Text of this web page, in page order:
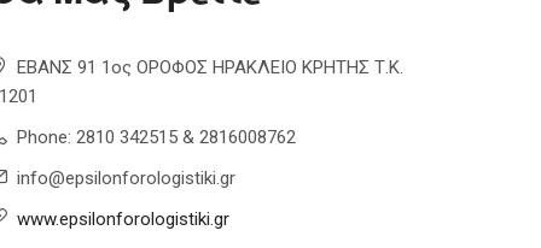
ΕΒΑΝΣ 91 1ος ΟΡΟΦΟΣ ΗΡΑΚΛΕΙΟ ΚΡΗΤΗΣ Τ.Κ.
Phone: 2810 342515 & 2816008762
info@epsilonforologistiki.gr
www.epsilonforologistiki.gr